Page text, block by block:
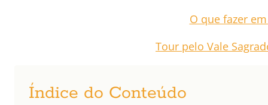
O que fazer
Tour pelo Vale
Índice do Conteúdo